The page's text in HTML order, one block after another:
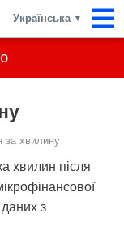
Українська ▼
за хвилину
хвилин після
даних з